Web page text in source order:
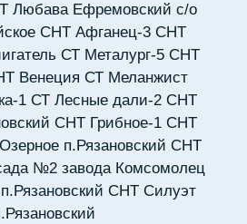
Любава Ефремовский с/о
СНТ Афганец-3 СНТ
СТ Металург-5 СНТ
Венеция СТ Меланжист
1 СТ Лесные дали-2 СНТ
СНТ Грибное-1 СНТ
п.Рязановский СНТ
№2 завода Комсомолец
СНТ Силуэт